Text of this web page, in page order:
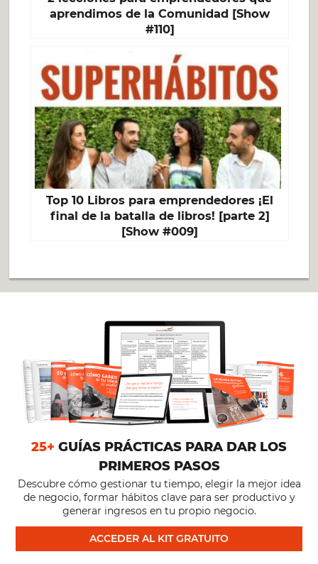
aprendimos de la Comunidad [Show
#110]
Top 10 Libros para emprendedores ¡El
final de la batalla de libros! [parte 2]
[Show #009]
25+ GUÍAS PRÁCTICAS PARA DAR LOS
PRIMEROS PASOS
Descubre cómo gestionar tu tiempo, elegir la mejor idea
de negocio, formar hábitos clave para ser productivo y
generar ingresos en tu propio negocio.
ACCEDER AL KIT GRATUITO